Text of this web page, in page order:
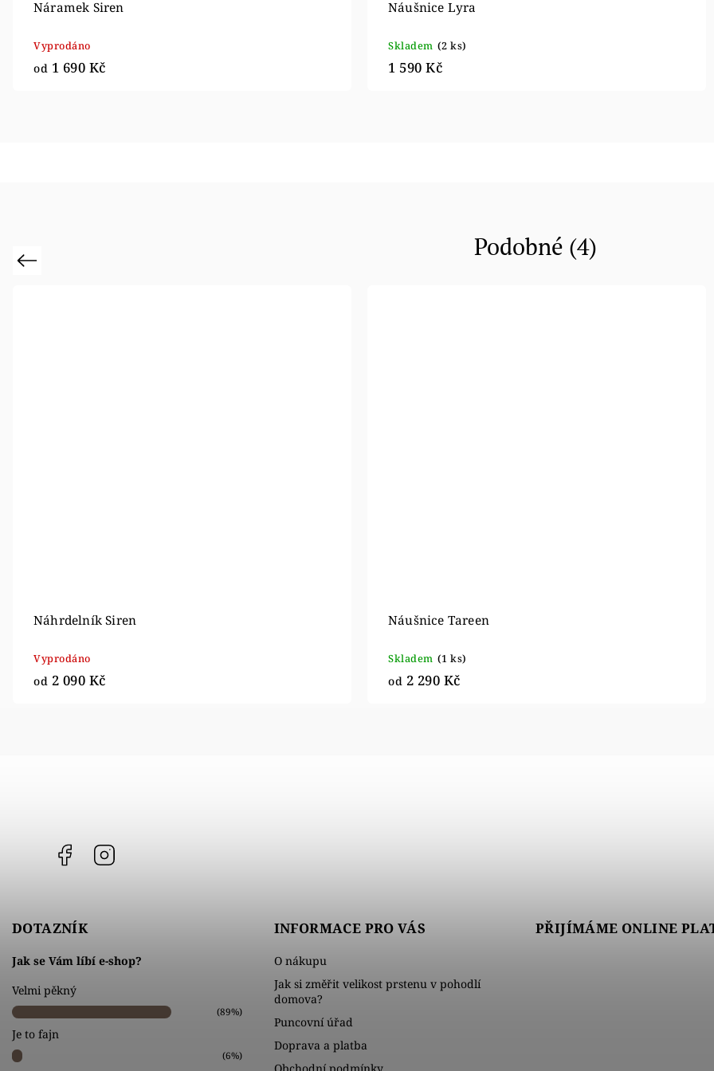
Náramek Siren
Vyprodáno
od 1 690 Kč
Náušnice Lyra
Skladem (2 ks)
1 590 Kč
Podobné (4)
Previous
Náhrdelník Siren
Vyprodáno
od 2 090 Kč
Náušnice Tareen
Skladem (1 ks)
od 2 290 Kč
Facebook
DOTAZNÍK
Jak se Vám líbí e-shop?
Velmi pěkný
(89%)
Je to fajn
(6%)
INFORMACE PRO VÁS
O nákupu
Jak si změřit velikost prstenu v pohodlí
domova?
Puncovní úřad
Doprava a platba
PŘIJÍMÁME ONLINE